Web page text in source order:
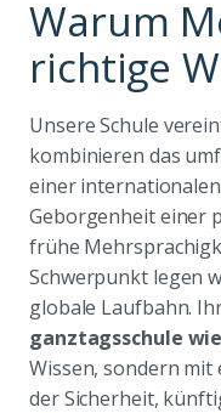
Warum
richtige
Unsere Schule
kombinieren das
einer
Geborgenheit einer
frühe
Schwerpunkt legen
globale Laufbahn.
ganztagsschule
Wissen, sondern
der Sicherheit,